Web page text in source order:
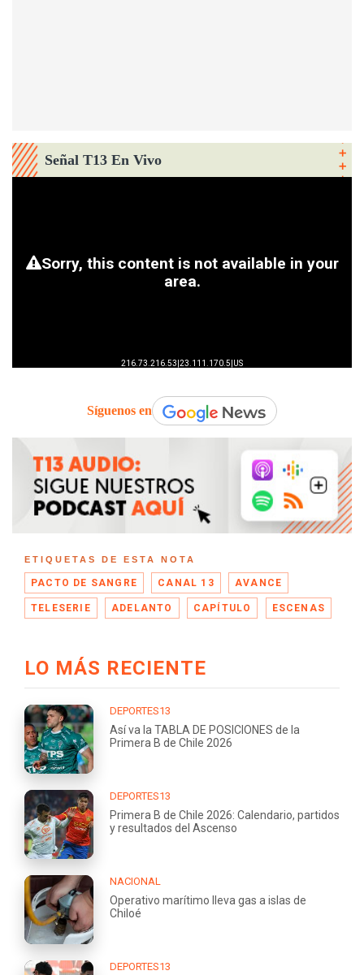
Señal T13 En Vivo
Síguenos en
ETIQUETAS DE ESTA NOTA
PACTO DE SANGRE CANAL 13 AVANCE
TELESERIE ADELANTO CAPÍTULO ESCENAS
LO MÁS RECIENTE
DEPORTES13
Así va la TABLA DE POSICIONES de la
Primera B de Chile 2026
DEPORTES13
Primera B de Chile 2026: Calendario, partidos
y resultados del Ascenso
NACIONAL
Operativo marítimo lleva gas a islas de
Chiloé
DEPORTES13